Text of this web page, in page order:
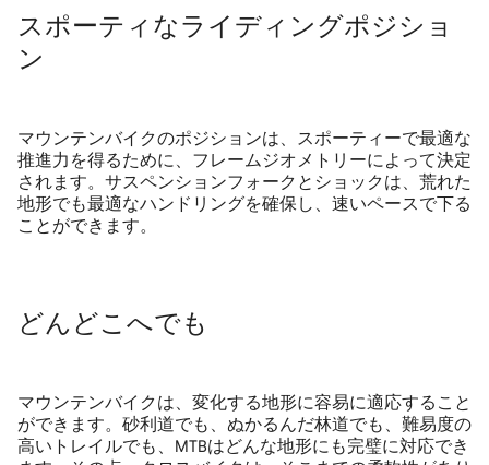
スポーティなライディングポジショ
ン
マウンテンバイクのポジションは、スポーティーで最適な
推進力を得るために、フレームジオメトリーによって決定
されます。サスペンションフォークとショックは、荒れた
地形でも最適なハンドリングを確保し、速いペースで下る
ことができます。
どんどこへでも
マウンテンバイクは、変化する地形に容易に適応すること
ができます。砂利道でも、ぬかるんだ林道でも、難易度の
高いトレイルでも、MTBはどんな地形にも完璧に対応でき